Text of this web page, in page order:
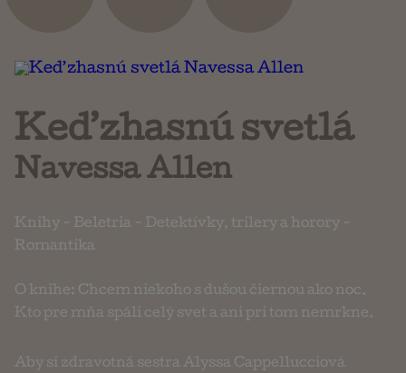
Keď zhasnú svetlá
Navessa Allen
Knihy - Beletria - Detektívky, trilery a horory -
Romantika
O knihe: Chcem niekoho s dušou čiernou ako noc.
Kto pre mňa spáli celý svet a ani pri tom nemrkne.
Aby si zdravotná sestra Alyssa Cappellucciová